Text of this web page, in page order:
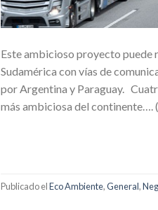
Este ambicioso proyecto puede
Sudamérica con vías de
por Argentina y Paraguay.
más ambiciosa del continente….
Publicado elEco Ambiente,General,